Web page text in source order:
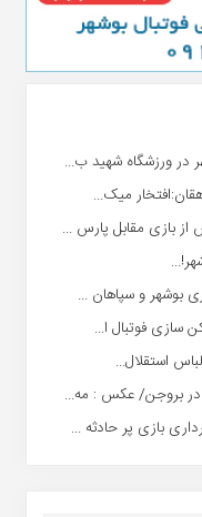
در ورزشگاه شهید ب...
میک...
بازی مقابل پارس ...
بوشهر و سپاهان ...
سازی فوتبال ا...
استقلال...
در بروجن/ عکس : مه...
بازی پر حادثه ...